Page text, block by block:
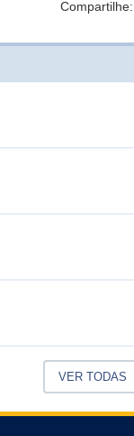
Compartilhe:
VER TODAS